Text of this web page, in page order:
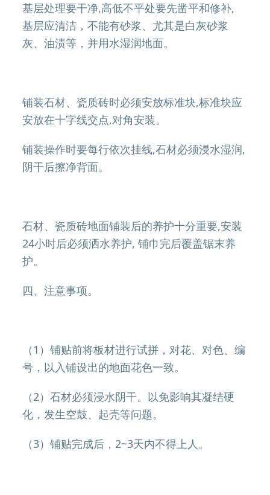
基层处理要干净,高低不平处要先凿平和修补,
基层应清洁，不能有砂浆、尤其是白灰砂浆
灰、油渍等，并用水湿润地面。
铺装石材、瓷质砖时必须安放标准块,标准块应
安放在十字线交点,对角安装。
铺装操作时要每行依次挂线,石材必须浸水湿润,
阴干后擦净背面。
石材、瓷质砖地面铺装后的养护十分重要,安装
24小时后必须洒水养护, 铺巾完后覆盖锯末养
护。
四、注意事项。
（1）铺贴前将板材进行试拼，对花、对色、编
号，以入铺设出的地面花色一致。
（2）石材必须浸水阴干。以免影响其凝结硬
化，发生空鼓、起壳等问题。
（3）铺贴完成后，2~3天内不得上人。